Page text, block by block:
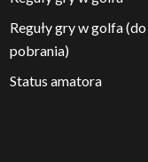
Reguły gry w golfa (do
pobrania)
Status amatora